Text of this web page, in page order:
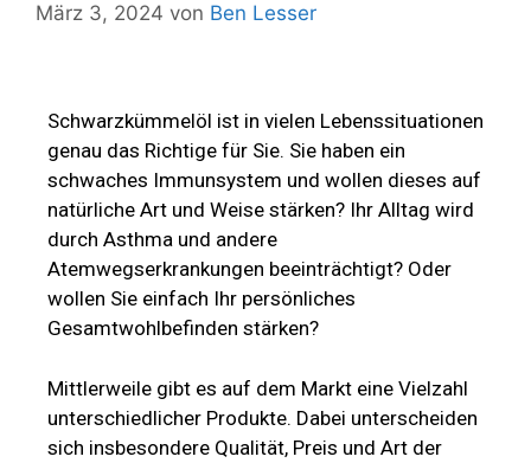
März 3, 2024 von Ben Lesser
Schwarzkümmelöl ist in vielen Lebenssituationen
genau das Richtige für Sie. Sie haben ein
schwaches Immunsystem und wollen dieses auf
natürliche Art und Weise stärken? Ihr Alltag wird
durch Asthma und andere
Atemwegserkrankungen beeinträchtigt? Oder
wollen Sie einfach Ihr persönliches
Gesamtwohlbefinden stärken?
Mittlerweile gibt es auf dem Markt eine Vielzahl
unterschiedlicher Produkte. Dabei unterscheiden
sich insbesondere Qualität, Preis und Art der